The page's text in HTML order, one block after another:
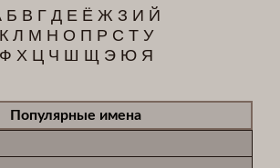
Б В ГД Е Ё Ж З И Й
К Л М Н О П Р С Т У
Ф Х Ц Ч Ш Щ Э Ю Я
Популярные имена